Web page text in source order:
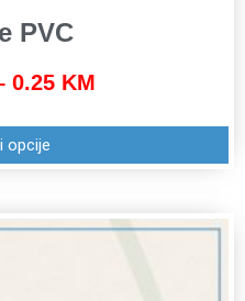
PVC
0.25 KM
opcije